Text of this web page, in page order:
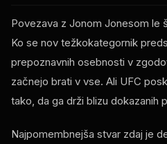
Povezava z Jonom Jonesom le
Ko se nov težkokategornik
prepoznavnih osebnosti v
začnejo brati v vse. Ali UFC
tako, da ga drži blizu dokazanih
Najpomembnejša stvar zdaj je